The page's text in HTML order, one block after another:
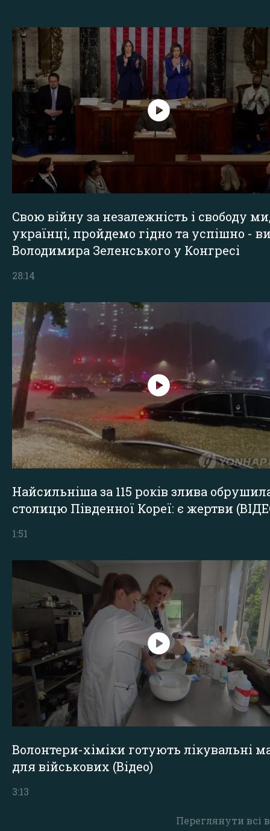
Переглянути всі
Свою війну за незалежність і свободу
українці, пройдемо гідно та успішно -
Володимира Зеленського у Конгресі
28:14
Найсильніша за 115 років злива
столицю Південної Кореї: є жертви
1:51
Волонтери-хіміки готують лікувальні
для військових (Відео)
3:13